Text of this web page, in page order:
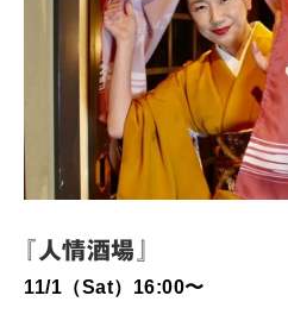
祭インディ・フォーラム部門
賞2025 年 JAPAN CUTS …
『人情酒場』
11/1（Sat）16:00〜